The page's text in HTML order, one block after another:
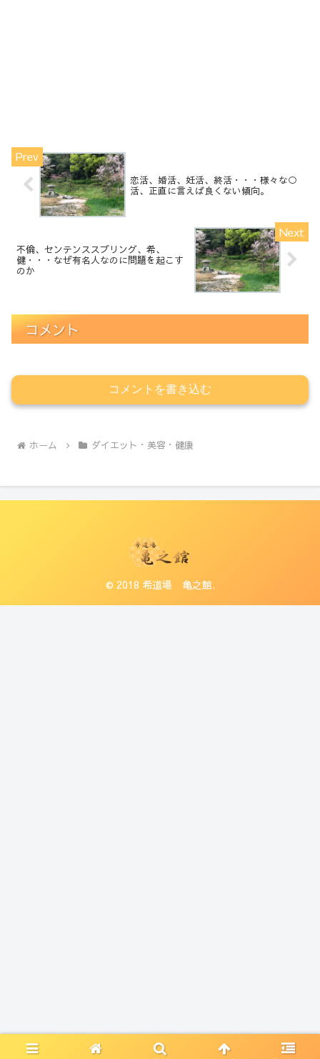
恋活、婚活、妊活、終活・・・様々な○
活、正直に言えば良くない傾向。
不倫、センテンススプリング、希、
健・・・なぜ有名人なのに問題を起こす
のか
コメント
コメントを書き込む
ホーム ダイエット・美容・健康
© 2018 希道場 亀之館.